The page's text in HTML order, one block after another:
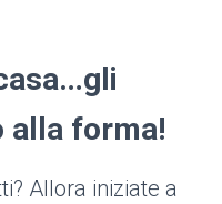
alla forma!
Allora iniziate a